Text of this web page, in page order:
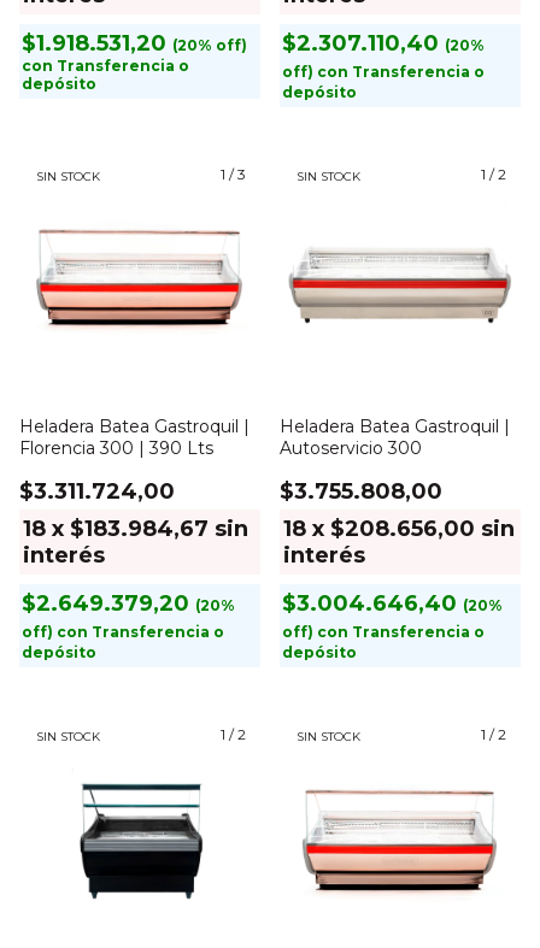
$1.918.531,20
con Transferencia o
depósito
$2.307.110,40
con Transferencia o
depósito
1 /3
SIN STOCK
Heladera Batea Gastroquil |
Florencia 300 | 390 Lts
$3.311.724,00
18 x $183.984,67 sin
interés
$2.649.379,20
con Transferencia o
depósito
1 /2
SIN STOCK
Heladera Batea Gastroquil |
Autoservicio 300
$3.755.808,00
18 x $208.656,00 sin
interés
$3.004.646,40
con Transferencia o
depósito
1 /2
SIN STOCK 1 /2
SIN STOCK